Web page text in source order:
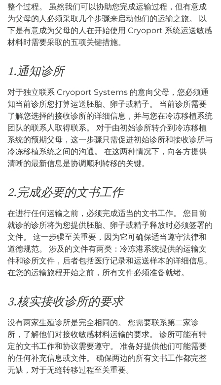
整个过程。 虽然我们可以协助您完成运输过程，但有意成
为父母的人必须采取几个步骤来启动他们的运输之旅。 以
下是有意成为父母的人在开始使用 Cryoport 系统运送敏感
材料时需要采取的五项关键措施。
1.通知诊所
对于独立联系 Cryoport Systems 的意向父母，您必须通
知当前诊所您打算运送胚胎、卵子或精子。 当前诊所需要
了解您选择的接收诊所的详细信息，并与您在冷冻移植系统
团队的联系人取得联系。 对于由初始诊所转介到冷冻移植
系统的预期父母，这一步骤只需促进初始诊所和接收诊所与
冷冻移植系统之间的沟通。 在这两种情况下，向各方提供
清晰的最新信息是协调顺利转移的关键。
2.完成必要的文书工作
在进行任何运输之前，必须完成适当的文书工作。 您目前
就诊的诊所将为您提供胚胎、卵子或精子释放时必须签署的
文件。 这一步骤至关重要，因为它可确保适当遵守法律和
道德规范。 涉及的文件有两类：冷冻港系统提供的运输文
件和诊所文件，后者包括医疗记录和运送样本的详细信息。
在您的运输旅程开始之前，所有文件必须准备就绪。
3.核实接收诊所的要求
没有两家生殖诊所是完全相同的。 您需要联系第二家诊
所，了解他们对接收敏感材料运输的要求。 诊所可能有特
定的文书工作和协议需要遵守。 准备好提供他们可能需要
的任何补充信息或文件。 确保两边的所有文书工作都完整
无缺，对于无缝转移过程至关重要。